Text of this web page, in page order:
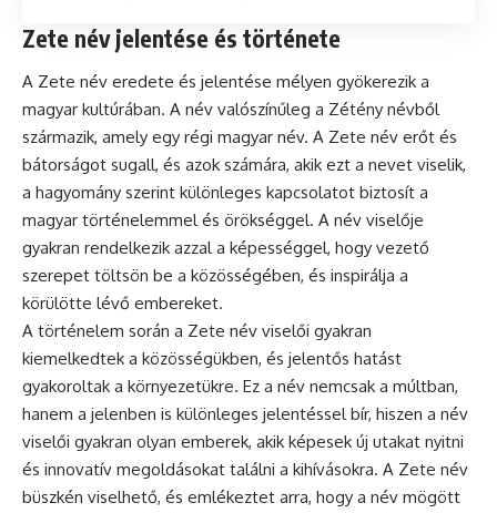
Zete név jelentése és története
A Zete név eredete és jelentése mélyen gyökerezik a
magyar kultúrában. A név valószínűleg a Zétény névből
származik, amely egy régi magyar név. A Zete név erőt és
bátorságot sugall, és azok számára, akik ezt a nevet viselik,
a hagyomány szerint különleges kapcsolatot biztosít a
magyar történelemmel és örökséggel. A név viselője
gyakran rendelkezik azzal a képességgel, hogy vezető
szerepet töltsön be a közösségében, és inspirálja a
körülötte lévő embereket.
A történelem során a Zete név viselői gyakran
kiemelkedtek a közösségükben, és jelentős hatást
gyakoroltak a környezetükre. Ez a név nemcsak a múltban,
hanem a jelenben is különleges jelentéssel bír, hiszen a név
viselői gyakran olyan emberek, akik képesek új utakat nyitni
és innovatív megoldásokat találni a kihívásokra. A Zete név
büszkén viselhető, és emlékeztet arra, hogy a név mögött